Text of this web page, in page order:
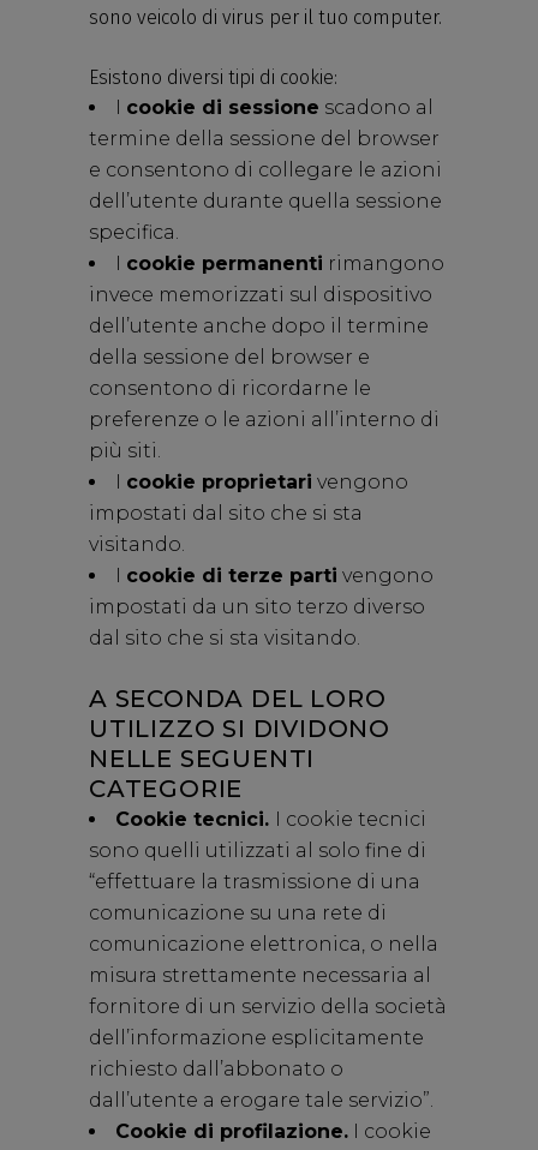
sono veicolo di virus per il tuo computer.
Esistono diversi tipi di cookie:
I cookie di sessione scadono al
termine della sessione del browser
e consentono di collegare le azioni
dell’utente durante quella sessione
specifica.
I cookie permanenti rimangono
invece memorizzati sul dispositivo
dell’utente anche dopo il termine
della sessione del browser e
consentono di ricordarne le
preferenze o le azioni all’interno di
più siti.
I cookie proprietari vengono
impostati dal sito che si sta
visitando.
I cookie di terze parti vengono
impostati da un sito terzo diverso
dal sito che si sta visitando.
A SECONDA DEL LORO
UTILIZZO SI DIVIDONO
NELLE SEGUENTI
CATEGORIE
Cookie tecnici. I cookie tecnici
sono quelli utilizzati al solo fine di
“effettuare la trasmissione di una
comunicazione su una rete di
comunicazione elettronica, o nella
misura strettamente necessaria al
fornitore di un servizio della società
dell’informazione esplicitamente
richiesto dall’abbonato o
dall’utente a erogare tale servizio”.
Cookie di profilazione. I cookie